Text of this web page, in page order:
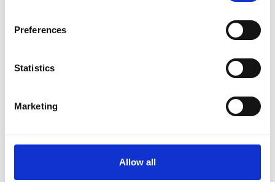
Preferences
Statistics
Marketing
Allow all